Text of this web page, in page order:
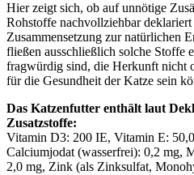
Hier zeigt sich, ob auf unnötige
Rohstoffe nachvollziehbar
Zusammensetzung zur natürlichen
fließen ausschließlich solche Stoffe
fragwürdig sind, die Herkunft nicht
für die Gesundheit der Katze sein
Das Katzenfutter enthält laut
Zusatzstoffe:
Vitamin D3: 200 IE, Vitamin E:
Calciumjodat (wasserfrei): 0,2 mg,
2,0 mg, Zink (als Zinksulfat,